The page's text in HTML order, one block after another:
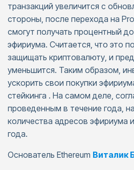
транзакций увеличится с
стороны, после перехода на
смогут получать процентный
эфириума. Считается, что это
защищать криптовалюту, и
уменьшится. Таким образом,
ускорить свои покупки
стейкинга . На самом деле,
проведенным в течение года,
количества адресов эфириума
года.
Основатель Ethereum Виталик